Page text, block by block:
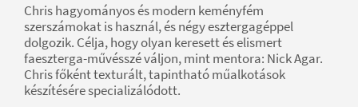
Chris hagyományos és modern keményfém
szerszámokat is használ, és négy esztergagéppel
dolgozik. Célja, hogy olyan keresett és elismert
faeszterga-művésszé váljon, mint mentora: Nick Agar.
Chris főként texturált, tapintható műalkotások
készítésére specializálódott.